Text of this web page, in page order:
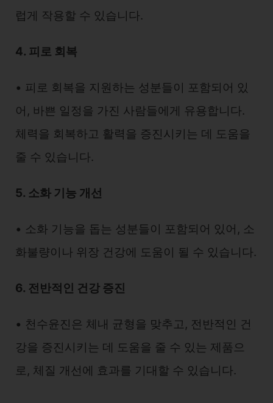
럽게 작용할 수 있습니다.
4. 피로 회복
• 피로 회복을 지원하는 성분들이 포함되어 있
어, 바쁜 일정을 가진 사람들에게 유용합니다.
체력을 회복하고 활력을 증진시키는 데 도움을
줄 수 있습니다.
5. 소화 기능 개선
• 소화 기능을 돕는 성분들이 포함되어 있어, 소
화불량이나 위장 건강에 도움이 될 수 있습니다.
6. 전반적인 건강 증진
• 천수윤진은 체내 균형을 맞추고, 전반적인 건
강을 증진시키는 데 도움을 줄 수 있는 제품으
로, 체질 개선에 효과를 기대할 수 있습니다.